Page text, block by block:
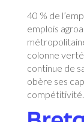
40 % de
emplois
colonne
continue de
obère ses
compétitivité.